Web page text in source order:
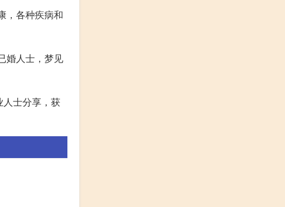
，各种疾病和
婚人士，梦见
人士分享，获